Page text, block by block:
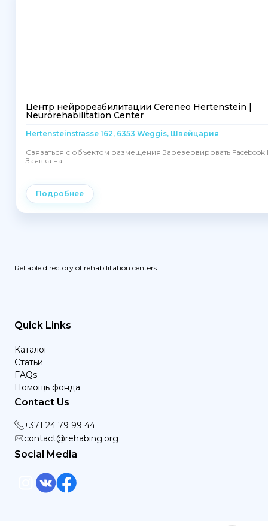
Центр нейрореабилитации Cereneo Hertenstein |
Neurorehabilitation Center
Hertensteinstrasse 162, 6353 Weggis, Швейцария
Связаться с объектом размещения Зарезервировать Facebook
Заявка на...
Подробнее
Reliable directory of rehabilitation centers
Quick Links
Каталог
Статьи
FAQs
Помощь фонда
Contact Us
+371 24 79 99 44
contact@rehabing.org
Social Media